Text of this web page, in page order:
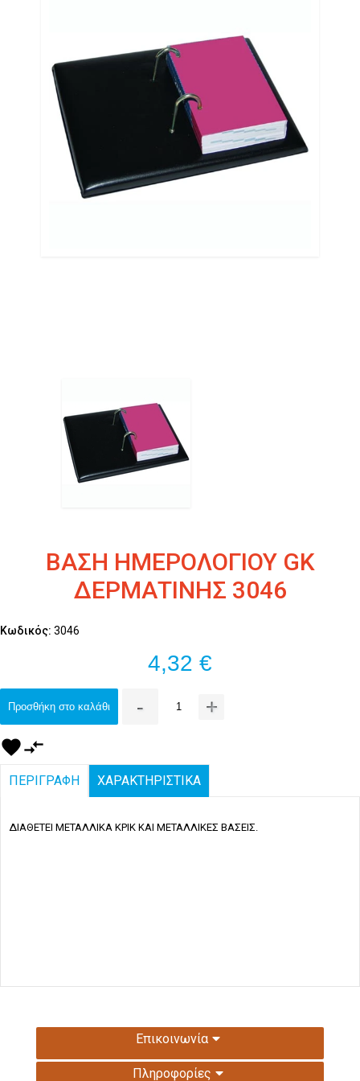
ΒΑΣΗ ΗΜΕΡΟΛΟΓΙΟΥ GK
ΔΕΡΜΑΤΙΝΗΣ 3046
Κωδικός: 3046
4,32 €
Προσθήκη στο καλάθι - +
favoritecompare_arrows
ΠΕΡΙΓΡΑΦΗ ΧΑΡΑΚΤΗΡΙΣΤΙΚΑ
ΔΙΑΘΕΤΕΙ ΜΕΤΑΛΛΙΚΑ ΚΡΙΚ ΚΑΙ ΜΕΤΑΛΛΙΚΕΣ ΒΑΣΕΙΣ.
Επικοινωνία
Πληροφορίες